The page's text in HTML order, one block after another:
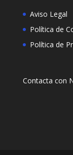
Aviso Legal
Política de
Política de
Contacta con